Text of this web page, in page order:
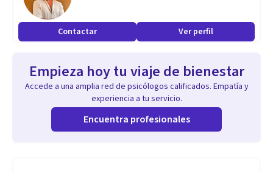
Contactar Ver perfil
Empieza hoy tu viaje de bienestar
Accede a una amplia red de psicólogos calificados. Empatía y
experiencia a tu servicio.
Encuentra profesionales